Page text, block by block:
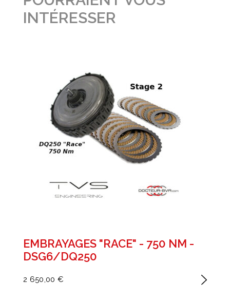
INTÉRESSER
EMBRAYAGES "RACE" - 750 NM -
DSG6/DQ250
2 650,00 €